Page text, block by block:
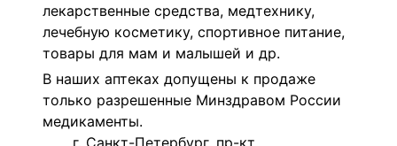
лекарственные средства, медтехнику,
лечебную косметику, спортивное питание,
товары для мам и малышей и др.
В наших аптеках допущены к продаже
только разрешенные Минздравом России
медикаменты.